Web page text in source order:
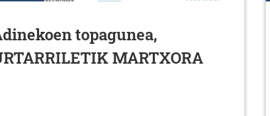
topagunea,
MARTXORA